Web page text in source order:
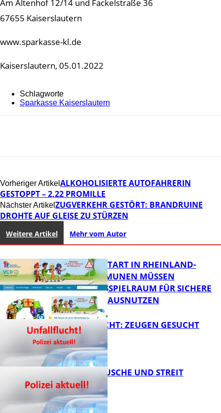
Am Altenhof 12/14 und Fackelstraße 36
67655 Kaiserslautern
www.sparkasse-kl.de
Kaiserslautern, 05.01.2022
Schlagworte
Sparkasse Kaiserslautern
Vorheriger Artikel ALKOHOLISIERTE AUTOFAHRERIN
GESTOPPT – 2,22 PROMILLE
Nächster Artikel ZUGVERKEHR GESTÖRT: BRANDRUINE
DROHTE AUF GLEISE ZU STÜRZEN
Weitere Artikel Mehr vom Autor
ZUM SCHULSTART IN RHEINLAND-
PFALZ: KOMMUNEN MÜSSEN
HANDLUNGSSPIELRAUM FÜR SICHERE
SCHULWEGE AUSNUTZEN
UNFALLFLUCHT: ZEUGEN GESUCHT
KNALLGERÄUSCHE UND STREIT